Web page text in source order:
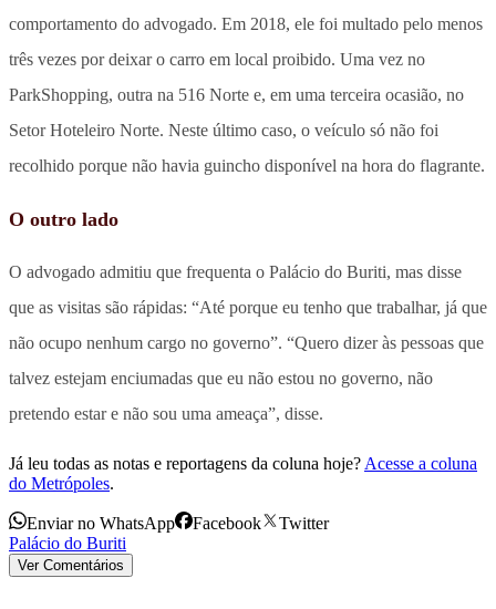
comportamento do advogado. Em 2018, ele foi multado pelo menos
três vezes por deixar o carro em local proibido. Uma vez no
ParkShopping, outra na 516 Norte e, em uma terceira ocasião, no
Setor Hoteleiro Norte. Neste último caso, o veículo só não foi
recolhido porque não havia guincho disponível na hora do flagrante.
O outro lado
O advogado admitiu que frequenta o Palácio do Buriti, mas disse
que as visitas são rápidas: “Até porque eu tenho que trabalhar, já que
não ocupo nenhum cargo no governo”. “Quero dizer às pessoas que
talvez estejam enciumadas que eu não estou no governo, não
pretendo estar e não sou uma ameaça”, disse.
Já leu todas as notas e reportagens da coluna hoje? Acesse a coluna
do Metrópoles.
Enviar no WhatsApp Facebook
Twitter
Palácio do Buriti
Ver Comentários